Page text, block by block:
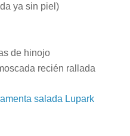
ya sin piel)
de hinojo
recién rallada
salada Lupark